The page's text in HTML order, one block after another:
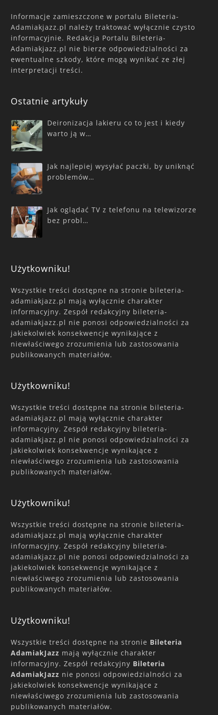
Informacje zamieszczone w portalu Bileteria-
Adamiakjazz.pl należy traktować wyłącznie czysto
informacyjnie. Redakcja Portalu Bileteria-
Adamiakjazz.pl nie bierze odpowiedzialności za
ewentualne szkody, które mogą wynikać ze złej
interpretacji treści.
Ostatnie artykuły
Deironizacja lakieru co to jest i kiedy
warto ją w…
Jak najlepiej wysyłać paczki, by uniknąć
problemów…
Jak oglądać TV z telefonu na telewizorze
bez probl…
Użytkowniku!
Wszystkie treści dostępne na stronie bileteria-
adamiakjazz.pl mają wyłącznie charakter
informacyjny. Zespół redakcyjny bileteria-
adamiakjazz.pl nie ponosi odpowiedzialności za
jakiekolwiek konsekwencje wynikające z
niewłaściwego zrozumienia lub zastosowania
publikowanych materiałów.
Użytkowniku!
Wszystkie treści dostępne na stronie bileteria-
adamiakjazz.pl mają wyłącznie charakter
informacyjny. Zespół redakcyjny bileteria-
adamiakjazz.pl nie ponosi odpowiedzialności za
jakiekolwiek konsekwencje wynikające z
niewłaściwego zrozumienia lub zastosowania
publikowanych materiałów.
Użytkowniku!
Wszystkie treści dostępne na stronie bileteria-
adamiakjazz.pl mają wyłącznie charakter
informacyjny. Zespół redakcyjny bileteria-
adamiakjazz.pl nie ponosi odpowiedzialności za
jakiekolwiek konsekwencje wynikające z
niewłaściwego zrozumienia lub zastosowania
publikowanych materiałów.
Użytkowniku!
Wszystkie treści dostępne na stronie Bileteria
AdamiakJazz mają wyłącznie charakter
informacyjny. Zespół redakcyjny Bileteria
AdamiakJazz nie ponosi odpowiedzialności za
jakiekolwiek konsekwencje wynikające z
niewłaściwego zrozumienia lub zastosowania
publikowanych materiałów.